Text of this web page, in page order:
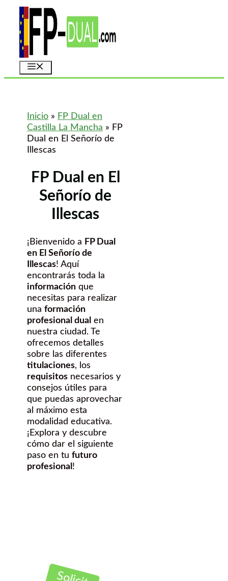
Saltar
contenido
Inicio » FP Dual en
Castilla La Mancha » FP
Dual en El Señorío de
Illescas
FP Dual en El
Señorío de
Illescas
¡Bienvenido a FP Dual
en El Señorío de
Illescas! Aquí
encontrarás toda la
información que
necesitas para realizar
una formación
profesional dual en
nuestra ciudad. Te
ofrecemos detalles
sobre las diferentes
titulaciones, los
requisitos necesarios y
consejos útiles para
que puedas aprovechar
al máximo esta
modalidad educativa.
¡Explora y descubre
cómo dar el siguiente
paso en tu futuro
profesional !